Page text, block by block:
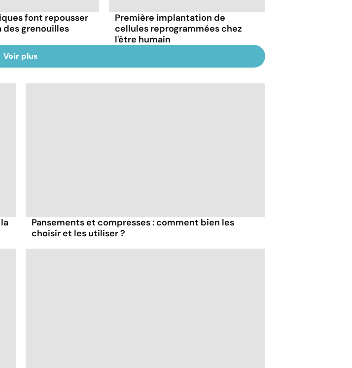
font repousser
des grenouilles
Première implantation de
cellules reprogrammées chez
l'être humain
Voir plus
Pansements et compresses : comment bien les
choisir et les utiliser ?